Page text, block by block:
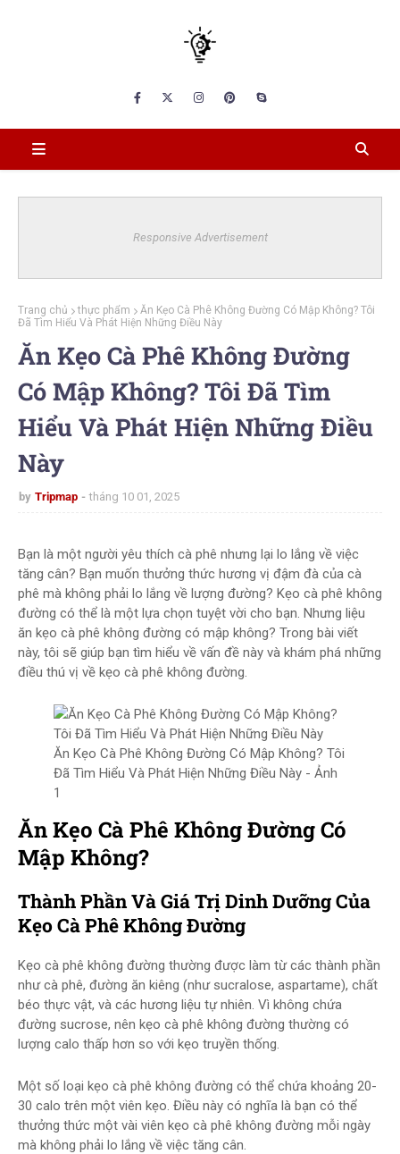
Responsive Advertisement
Trang chủ thực phẩm
Ăn Kẹo Cà Phê Không Đường Có Mập Không? Tôi
Đã Tìm Hiểu Và Phát Hiện Những Điều Này
Ăn Kẹo Cà Phê Không Đường
Có Mập Không? Tôi Đã Tìm
Hiểu Và Phát Hiện Những Điều
Này
by Tripmap tháng 10 01, 2025
Bạn là một người yêu thích cà phê nhưng lại lo lắng về việc
tăng cân? Bạn muốn thưởng thức hương vị đậm đà của cà
phê mà không phải lo lắng về lượng đường? Kẹo cà phê không
đường có thể là một lựa chọn tuyệt vời cho bạn. Nhưng liệu
ăn kẹo cà phê không đường có mập không? Trong bài viết
này, tôi sẽ giúp bạn tìm hiểu về vấn đề này và khám phá những
điều thú vị về kẹo cà phê không đường.
Ăn Kẹo Cà Phê Không Đường Có Mập Không? Tôi
Đã Tìm Hiểu Và Phát Hiện Những Điều Này - Ảnh
1
Ăn Kẹo Cà Phê Không Đường Có
Mập Không?
Thành Phần Và Giá Trị Dinh Dưỡng Của
Kẹo Cà Phê Không Đường
Kẹo cà phê không đường thường được làm từ các thành phần
như cà phê, đường ăn kiêng (như sucralose, aspartame), chất
béo thực vật, và các hương liệu tự nhiên. Vì không chứa
đường sucrose, nên kẹo cà phê không đường thường có
lượng calo thấp hơn so với kẹo truyền thống.
Một số loại kẹo cà phê không đường có thể chứa khoảng 20-
30 calo trên một viên kẹo. Điều này có nghĩa là bạn có thể
thưởng thức một vài viên kẹo cà phê không đường mỗi ngày
mà không phải lo lắng về việc tăng cân.